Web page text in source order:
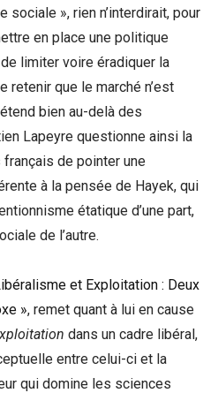
sociale », rien n’interdirait, pour
en place une politique
limiter voire éradiquer la
retenir que le marché n’est
bien au-delà des
Lapeyre questionne ainsi la
de pointer une
à la pensée de Hayek, qui
étatique d’une part,
de l’autre.
et Exploitation : Deux
», remet quant à lui en cause
dans un cadre libéral,
entre celui-ci et la
qui domine les sciences